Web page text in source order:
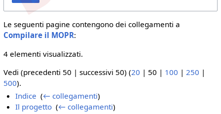
Le seguenti pagine contengono dei collegamenti a
Compilare il MOPR:
4 elementi visualizzati.
Vedi (precedenti 50 | successivi 50) (20 | 50 | 100 | 250 |
500).
Indice ‎(← collegamenti)
Il progetto ‎(← collegamenti)